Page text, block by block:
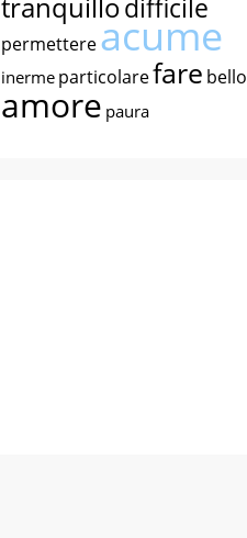
difficile
permettereacume
inerme particolarefare bello
amore paura